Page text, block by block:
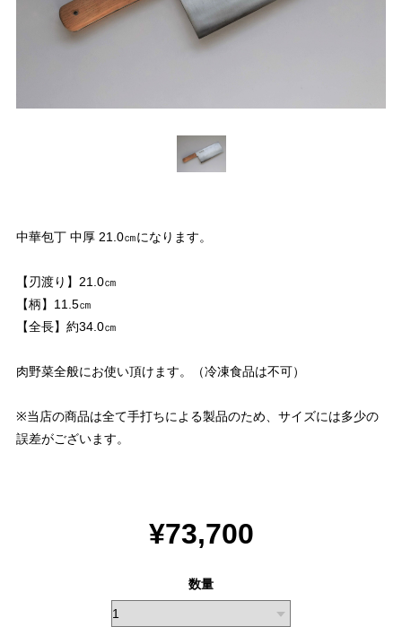
中華包丁 中厚 21.0㎝になります。
【刃渡り】21.0㎝
【柄】11.5㎝
【全長】約34.0㎝
肉野菜全般にお使い頂けます。（冷凍食品は不可）
※当店の商品は全て手打ちによる製品のため、サイズには多少の
誤差がございます。
¥73,700
数量